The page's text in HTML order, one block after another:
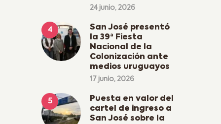
24 junio, 2026
San José presentó
la 39ª Fiesta
Nacional de la
Colonización ante
medios uruguayos
17 junio, 2026
Puesta en valor del
cartel de ingreso a
San José sobre la